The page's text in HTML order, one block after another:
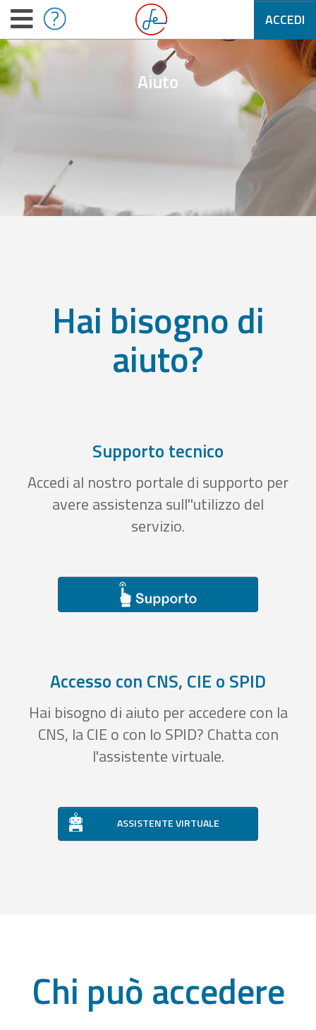
ACCEDI
Aiuto
Hai bisogno di
aiuto?
Supporto tecnico
Accedi al nostro portale di supporto per
avere assistenza sull''utilizzo del
servizio.
Accesso con CNS, CIE o SPID
Hai bisogno di aiuto per accedere con la
CNS, la CIE o con lo SPID? Chatta con
l'assistente virtuale.
ASSISTENTE VIRTUALE
Chi può accedere